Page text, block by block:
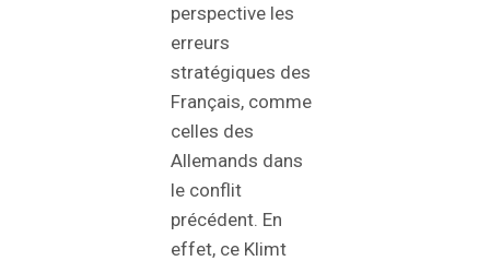
perspective les
erreurs
stratégiques des
Français, comme
celles des
Allemands dans
le conflit
précédent. En
effet, ce Klimt